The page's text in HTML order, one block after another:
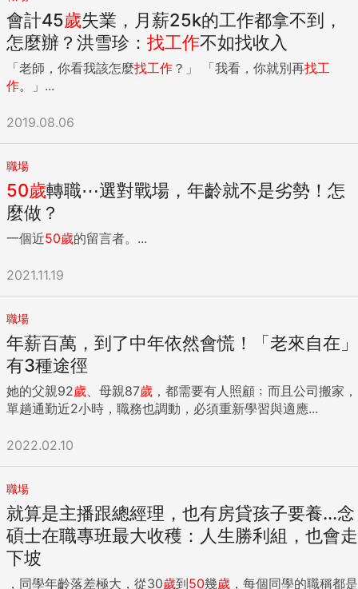
會計45歲失業，月薪25k的工作都拿不到，
怎麼辦？洪雪珍： 找工作不如找收入
「老師，你看我該怎麼找工作 ？」 「我看，你就別再找工
作。」...
2019.08.06
職場
50歲轉職⋯選對戰場，年齡就不是劣勢！怎
麼做？
一個近50歲的留言者。...
2021.11.19
職場
年薪百萬，到了中年依然會慌！「老來自在」
有3種途徑
她的父親92歲 、母親87歲 ，都需要有人照顧﹔而且公司搬家，
單趟通勤近2小時，職務也調動，必須重新學習與適應...
2022.02.10
職場
就算是主播跟總經理，也有房貸孩子要養...念
碩士在職專班最大收穫：人生勝利組，也會走
下坡
，同學年齡落差極大，從30歲到50幾歲 ，每個同學的職稱都是